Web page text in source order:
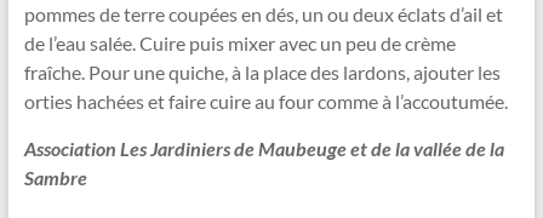
pommes de terre coupées en dés, un ou deux éclats d’ail et
de l’eau salée. Cuire puis mixer avec un peu de crème
fraîche. Pour une quiche, à la place des lardons, ajouter les
orties hachées et faire cuire au four comme à l’accoutumée.
Association Les Jardiniers de Maubeuge et de la vallée de la
Sambre